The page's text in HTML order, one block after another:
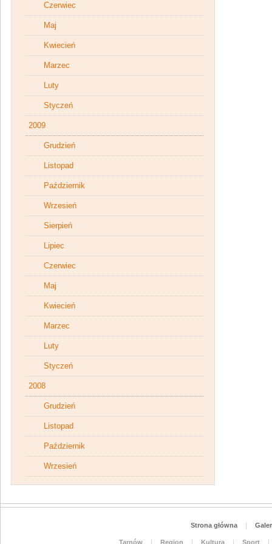
Czerwiec
Maj
Kwiecień
Marzec
Luty
Styczeń
2009
Grudzień
Listopad
Październik
Wrzesień
Sierpień
Lipiec
Czerwiec
Maj
Kwiecień
Marzec
Luty
Styczeń
2008
Grudzień
Listopad
Październik
Wrzesień
Strona główna |
Tarnów | Region | Kultura | Sport
|